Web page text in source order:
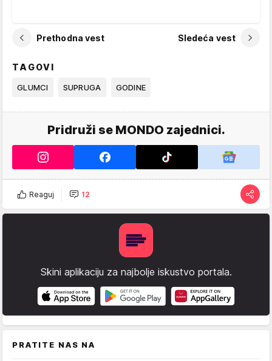
Prethodna vest Sledeća vest
TAGOVI
GLUMCI SUPRUGA GODINE
Pridruži se MONDO zajednici.
Reaguj 12
Skini aplikaciju za najbolje iskustvo portala.
PRATITE NAS NA